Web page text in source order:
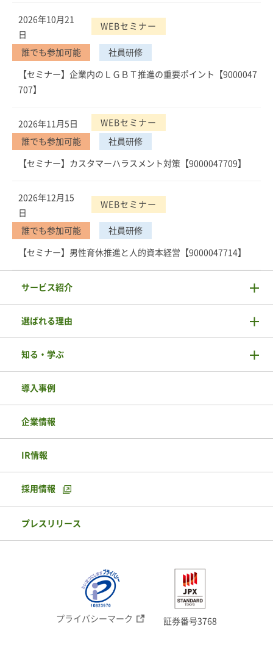
2026年10月21
日
WEBセミナー
誰でも参加可能 社員研修
【セミナー】企業内のＬＧＢＴ推進の重要ポイント【9000047
707】
2026年11月5日 WEBセミナー
誰でも参加可能 社員研修
【セミナー】カスタマーハラスメント対策【9000047709】
2026年12月15
日
WEBセミナー
誰でも参加可能 社員研修
【セミナー】男性育休推進と人的資本経営【9000047714】
サービス紹介
選ばれる理由
知る・学ぶ
導入事例
企業情報
IR情報
採用情報
プレスリリース
プライバシーマーク 証券番号3768